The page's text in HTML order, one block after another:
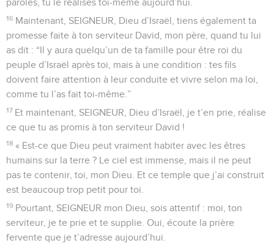
paroles, tu le réalises toi-même aujourd’hui.
16 Maintenant, SEIGNEUR, Dieu d’Israël, tiens également ta
promesse faite à ton serviteur David, mon père, quand tu lui
as dit : “Il y aura quelqu’un de ta famille pour être roi du
peuple d’Israël après toi, mais à une condition : tes fils
doivent faire attention à leur conduite et vivre selon ma loi,
comme tu l’as fait toi-même.”
17 Et maintenant, SEIGNEUR, Dieu d’Israël, je t’en prie, réalise
ce que tu as promis à ton serviteur David !
18 « Est-ce que Dieu peut vraiment habiter avec les êtres
humains sur la terre ? Le ciel est immense, mais il ne peut
pas te contenir, toi, mon Dieu. Et ce temple que j’ai construit
est beaucoup trop petit pour toi.
19 Pourtant, SEIGNEUR mon Dieu, sois attentif : moi, ton
serviteur, je te prie et te supplie. Oui, écoute la prière
fervente que je t’adresse aujourd’hui.